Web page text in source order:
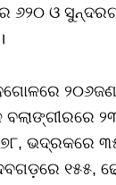
୬୨୦ ଓ
ବଲାଙ୍ଗୀରରେ
ଭଦ୍ରକରେ
୧୫୫,